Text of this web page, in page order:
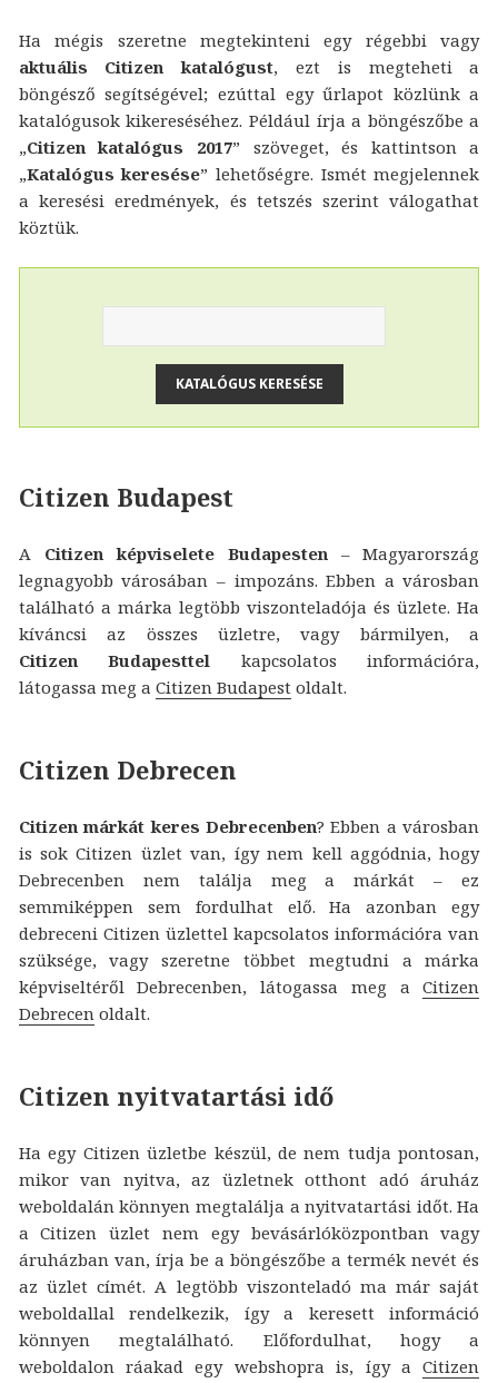
Ha mégis szeretne megtekinteni egy régebbi vagy
aktuális Citizen katalógust, ezt is megteheti a
böngésző segítségével; ezúttal egy űrlapot közlünk a
katalógusok kikereséséhez. Például írja a böngészőbe a
„Citizen katalógus 2017” szöveget, és kattintson a
„Katalógus keresése” lehetőségre. Ismét megjelennek
a keresési eredmények, és tetszés szerint válogathat
köztük.
Citizen Budapest
A Citizen képviselete Budapesten– Magyarország
legnagyobb városában – impozáns. Ebben a városban
található a márka legtöbb viszonteladója és üzlete. Ha
kíváncsi az összes üzletre, vagy bármilyen, a
Citizen Budapesttel kapcsolatos információra,
látogassa meg a Citizen Budapest oldalt.
Citizen Debrecen
Citizen márkát keres Debrecenben? Ebben a városban
is sok Citizen üzlet van, így nem kell aggódnia, hogy
Debrecenben nem találja meg a márkát – ez
semmiképpen sem fordulhat elő. Ha azonban egy
debreceni Citizen üzlettel kapcsolatos információra van
szüksége, vagy szeretne többet megtudni a márka
képviseltéről Debrecenben, látogassa meg aCitizen
Debrecen oldalt.
Citizen nyitvatartási idő
Ha egy Citizen üzletbe készül, de nem tudja pontosan,
mikor van nyitva, az üzletnek otthont adó áruház
weboldalán könnyen megtalálja a nyitvatartási időt. Ha
a Citizen üzlet nem egy bevásárlóközpontban vagy
áruházban van, írja be a böngészőbe a termék nevét és
az üzlet címét. A legtöbb viszonteladó ma már saját
weboldallal rendelkezik, így a keresett információ
könnyen megtalálható. Előfordulhat, hogy a
weboldalon ráakad egy webshopra is, így aCitizen